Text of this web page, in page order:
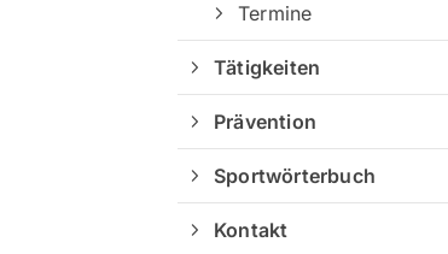
Termine
Tätigkeiten
Prävention
Sportwörterbuch
Kontakt